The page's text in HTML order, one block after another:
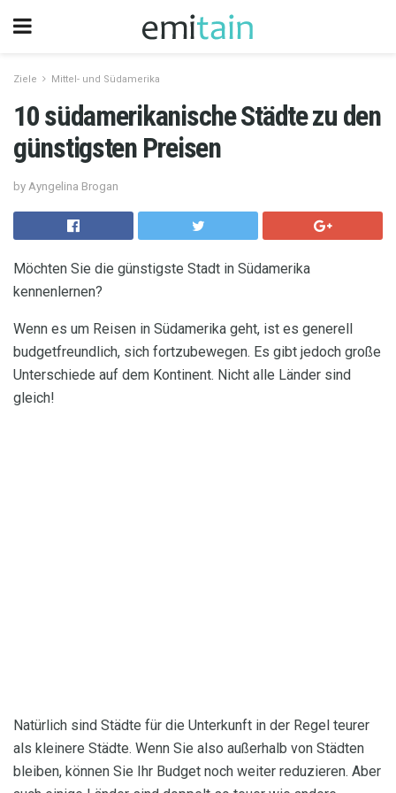
Ziele Mittel- und Südamerika
10 südamerikanische Städte zu den
günstigsten Preisen
by Ayngelina Brogan
Möchten Sie die günstigste Stadt in Südamerika
kennenlernen?
Wenn es um Reisen in Südamerika geht, ist es generell
budgetfreundlich, sich fortzubewegen. Es gibt jedoch große
Unterschiede auf dem Kontinent. Nicht alle Länder sind
gleich!
Natürlich sind Städte für die Unterkunft in der Regel teurer
als kleinere Städte. Wenn Sie also außerhalb von Städten
bleiben, können Sie Ihr Budget noch weiter reduzieren. Aber